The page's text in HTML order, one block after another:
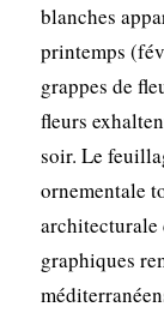
blanches
printemps
grappes de
fleurs
soir. Le
ornementale
architecturale
graphiques